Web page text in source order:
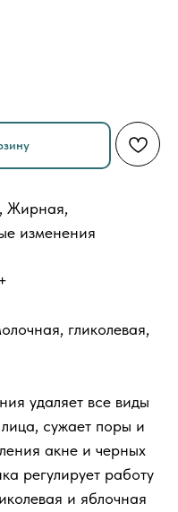
Жирная,
изменения
гликолевая,
удаляет все виды
сужает поры и
акне и черных
регулирует работу
и яблочная